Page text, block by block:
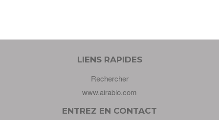
LIENS RAPIDES
Rechercher
www.airablo.com
ENTREZ EN CONTACT